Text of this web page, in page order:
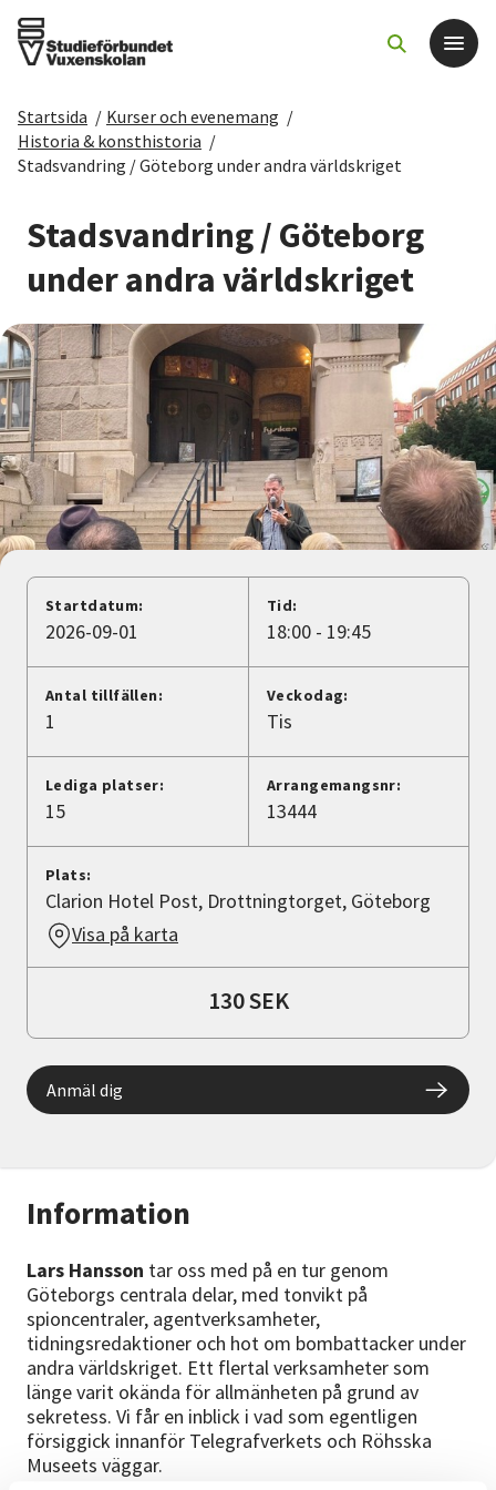
Det här gör vi
Sök kurser och evenemang
Om SV
Starta studiecirkel
Cirkelledare
Nyheter
Lyssna
Startsida / Kurser och evenemang /
Historia & konsthistoria /
Stadsvandring / Göteborg under andra världskriget
Stadsvandring / Göteborg
under andra världskriget
Information
Lars Hansson tar oss med på en tur genom
Göteborgs centrala delar, med tonvikt på
spioncentraler, agentverksamheter,
tidningsredaktioner och hot om bombattacker under
andra världskriget. Ett flertal verksamheter som
länge varit okända för allmänheten på grund av
sekretess. Vi får en inblick i vad som egentligen
försiggick innanför Telegrafverkets och Röhsska
Museets väggar.
Startdatum:
2026-09-01
Tid:
18:00 - 19:45
Antal tillfällen:
1
Veckodag:
Tis
Lediga platser:
15
Arrangemangsnr:
13444
Plats:
Clarion Hotel Post, Drottningtorget, Göteborg
Visa på karta
130 SEK
Anmäl dig